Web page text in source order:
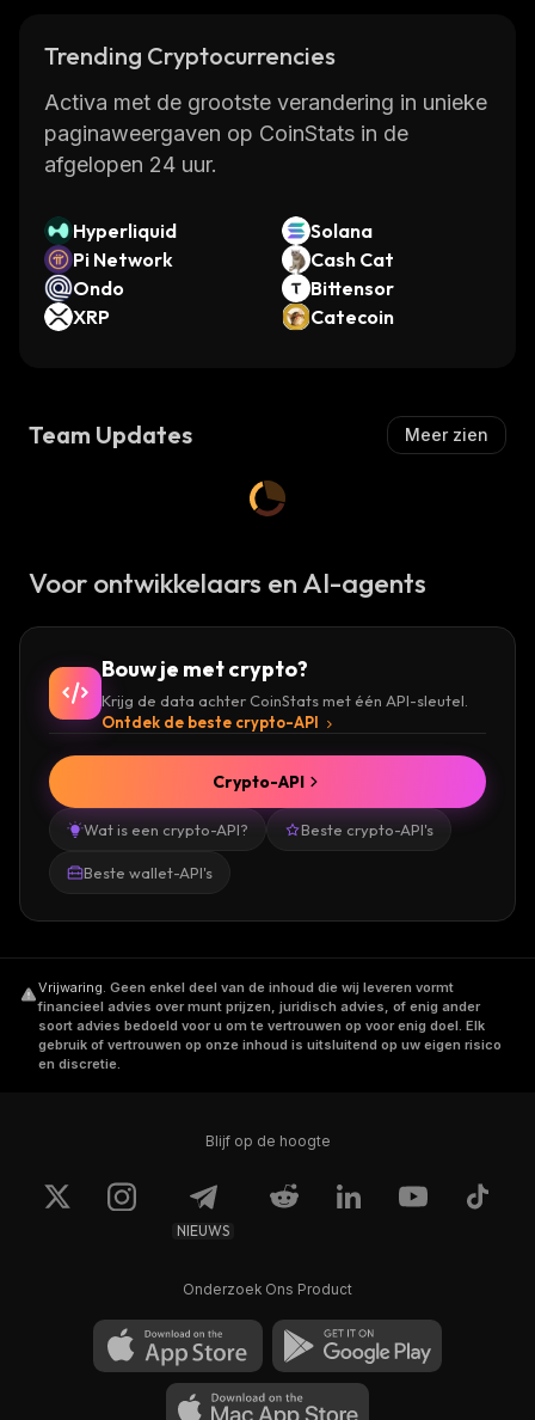
Trending Cryptocurrencies
Activa met de grootste verandering in unieke
paginaweergaven op CoinStats in de
afgelopen 24 uur.
Hyperliquid
Solana
Pi Network
Cash Cat
Ondo
Bittensor
XRP
Catecoin
Team Updates Meer zien
Voor ontwikkelaars en AI-agents
Bouw je met crypto?
Krijg de data achter CoinStats met één API-sleutel.
Ontdek de beste crypto-API
Wat is een crypto-API? Beste crypto-API's
Beste wallet-API's
Crypto-API
Vrijwaring. Geen enkel deel van de inhoud die wij leveren vormt
financieel advies over munt prijzen, juridisch advies, of enig ander
soort advies bedoeld voor u om te vertrouwen op voor enig doel. Elk
gebruik of vertrouwen op onze inhoud is uitsluitend op uw eigen risico
en discretie.
Blijf op de hoogte
NIEUWS
Onderzoek Ons Product